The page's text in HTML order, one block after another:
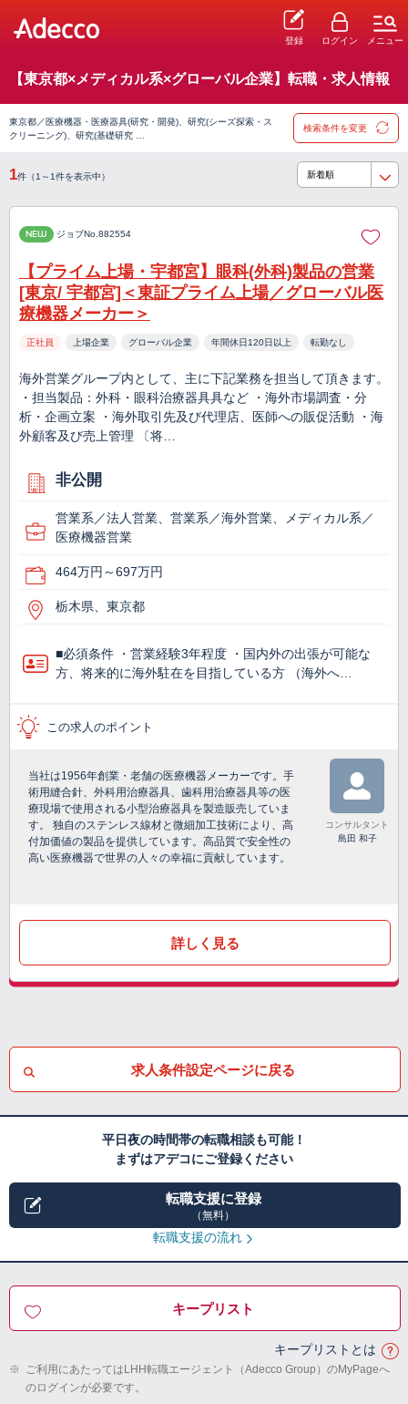
登録 ログイン メニュー
【東京都×メディカル系×グローバル企業】転職・求人情報
東京都／医療機器・医療器具(研究・開発)、研究(シーズ探索・ス
クリーニング)、研究(基礎研究 …
検索条件を変更
1件（1～1件を表示中）
NEW ジョブNo.882554
【プライム上場・宇都宮】眼科(外科)製品の営業
[東京/ 宇都宮]＜東証プライム上場／グローバル医
療機器メーカー＞
正社員 上場企業 グローバル企業 年間休日120日以上 転勤なし
海外営業グループ内として、主に下記業務を担当して頂きます。
・担当製品：外科・眼科治療器具具など ・海外市場調査・分
析・企画立案 ・海外取引先及び代理店、医師への販促活動 ・海
外顧客及び売上管理 〔将…
非公開
営業系／法人営業、営業系／海外営業、メディカル系／
医療機器営業
464万円～697万円
栃木県、東京都
■必須条件 ・営業経験3年程度 ・国内外の出張が可能な
方、将来的に海外駐在を目指している方 （海外へ…
この求人のポイント
当社は1956年創業・老舗の医療機器メーカーです。手
術用縫合針、外科用治療器具、歯科用治療器具等の医
療現場で使用される小型治療器具を製造販売していま
す。 独自のステンレス線材と微細加工技術により、高
付加価値の製品を提供しています。高品質で安全性の
高い医療機器で世界の人々の幸福に貢献しています。
コンサルタント
島田 和子
詳しく見る
求人条件設定ページに戻る
平日夜の時間帯の転職相談も可能！
まずはアデコにご登録ください
転職支援に登録
（無料）
転職支援の流れ
キープリスト
キープリストとは
※ ご利用にあたってはLHH転職エージェント（Adecco Group）のMyPageへ
のログインが必要です。